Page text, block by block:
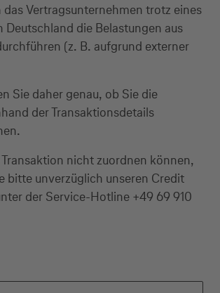
das Vertragsunternehmen trotz eines
Deutschland die Belastungen aus
(z. B. aufgrund externer
Sie daher genau, ob Sie die
der Transaktionsdetails
nicht zuordnen können,
bitte unverzüglich unseren Credit
der Service-Hotline +49 69 910